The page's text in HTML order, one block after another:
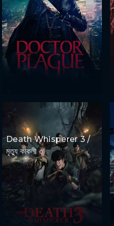
Death Whisperer 3 /
মৃত্যু কাকলী ৩